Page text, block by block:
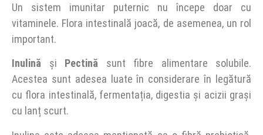
Un sistem imunitar puternic nu începe doar cu
vitaminele. Flora intestinală joacă, de asemenea, un rol
important.
Inulină și Pectină sunt fibre alimentare solubile.
Acestea sunt adesea luate în considerare în legătură
cu flora intestinală, fermentația, digestia și acizii grași
cu lanț scurt.